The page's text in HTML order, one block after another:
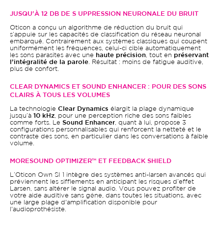
JUSQU'À 12 DB DE S UPPRESSION NEURONALE DU BRUIT
Oticon a conçu un algorithme de réduction du bruit qui
s’appuie sur les capacités de classification du réseau neuronal
embarqué. Contrairement aux systèmes classiques qui coupent
uniformément les fréquences, celui-ci cible automatiquement
les sons parasites avec une
haute précision , tout en préservant
l’intégralité de la parole . Résultat : moins de fatigue auditive,
plus de confort.
CLEAR DYNAMICS ET SOUND ENHANCER : POUR DES SONS
CLAIRS À TOUS LES VOLUMES
La technologie Clear Dynamics élargit la plage dynamique
jusqu’à 10 kHz , pour une perception riche des sons faibles
comme forts. Le Sound Enhancer , quant à lui, propose 3
configurations personnalisables qui renforcent la netteté et le
contraste des sons, en particulier dans les conversations à faible
volume.
MORESOUND OPTIMIZER™ ET FEEDBACK SHIELD
L’Oticon Own SI 1 intègre des systèmes anti-larsen avancés qui
préviennent les sifflements en anticipant les risques d’effet
Larsen, sans altérer le signal audio. Vous pouvez profiter de
votre aide auditive sans gêne, dans toutes les situations, avec
une large plage d'amplification disponible pour
l'audioprothésiste.